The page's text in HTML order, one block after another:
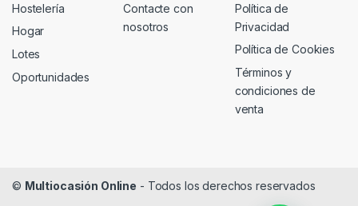
Hostelería
Hogar
Lotes
Oportunidades
Contacte con
nosotros
Política de
Privacidad
Política de Cookies
Términos y
condiciones de
venta
© Multiocasión Online - Todos los derechos reservados